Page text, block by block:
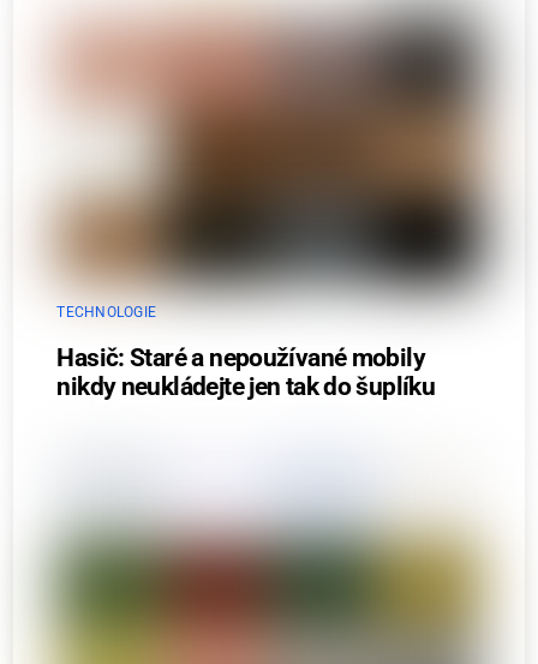
TECHNOLOGIE
Hasič: Staré a nepoužívané mobily
nikdy neukládejte jen tak do šuplíku